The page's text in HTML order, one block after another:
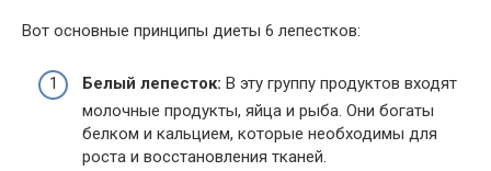
Вот основные принципы диеты 6 лепестков:
Белый лепесток: В эту группу продуктов входят
молочные продукты, яйца и рыба. Они богаты
белком и кальцием, которые необходимы для
роста и восстановления тканей.